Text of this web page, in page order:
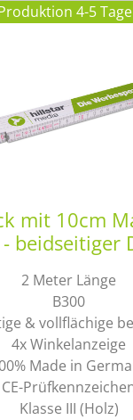
4-5
mit 10cm
beidseitiger
2 Meter Länge
B300
& vollflächige
4x Winkelanzeige
Made in
CE-
Klasse III (Holz)